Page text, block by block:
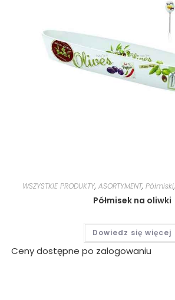
WSZYSTKIE PRODUKTY, ASORTYMENT, Półmiski,
Półmisek na oliwki
Dowiedz się więcej
Ceny dostępne po zalogowaniu